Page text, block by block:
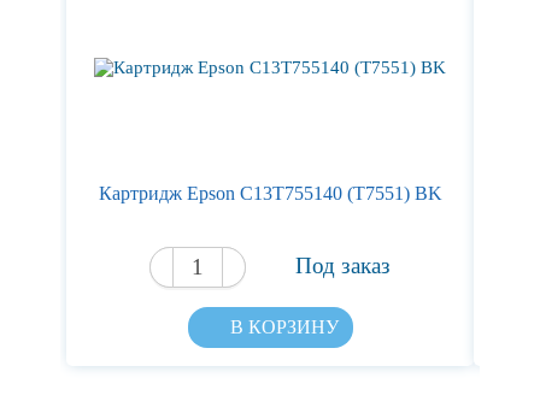
Картридж Epson C13T755140 (T7551) BK
Под заказ
В КОРЗИНУ